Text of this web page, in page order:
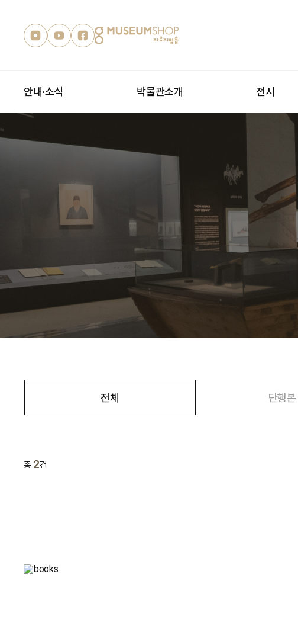
안내·소식 박물관소개 전시
전체 단행본
총 2건